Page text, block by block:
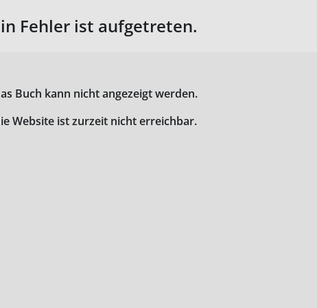
Fehler ist aufgetreten.
Buch kann nicht angezeigt werden.
Website ist zurzeit nicht erreichbar.